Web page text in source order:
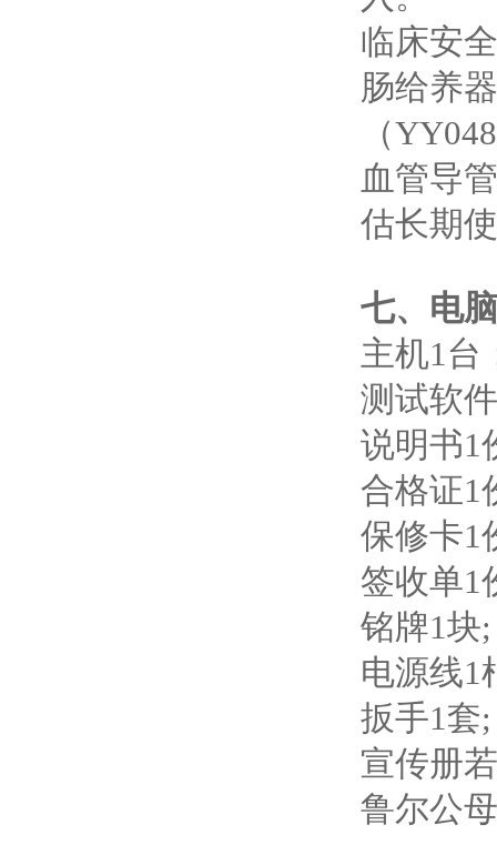
临床安
肠给养
（
血管导
估长期
七、电
主机1台
测试软
说明书1
合格证1
保修卡1
签收单1
铭牌1块;
电源线1
扳手1套;
宣传册
鲁尔公